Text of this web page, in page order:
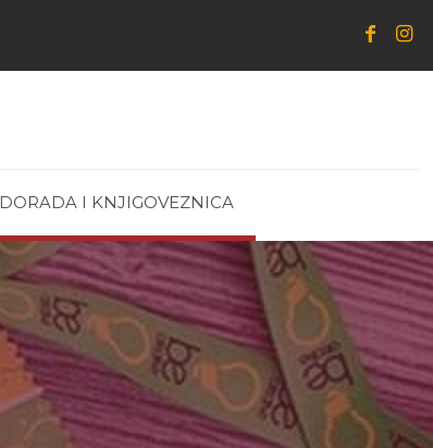
DORADA I KNJIGOVEZNICA